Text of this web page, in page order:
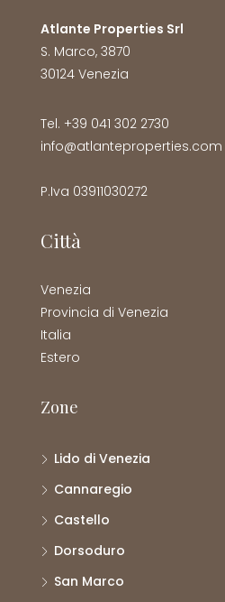
Atlante Properties Srl
S. Marco, 3870
30124 Venezia
Tel. +39 041 302 2730
info@atlanteproperties.com
P.Iva 03911030272
Città
Venezia
Provincia di Venezia
Italia
Estero
Zone
Lido di Venezia
Cannaregio
Castello
Dorsoduro
San Marco